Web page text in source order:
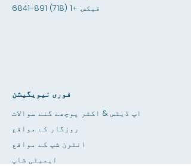
فیکس: +1 (718) 891-6841
فوری نیویگیشن
اپ ڈیٹس & اکثر پوچھے گئے سوالات
روزگار کے مواقع
انٹرن شپ کے مواقع
ایمیٹی شاپ